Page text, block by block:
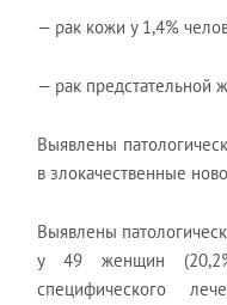
— рак кожи у 1,4%
— рак предстательной
Выявлены
в злокачественные
Выявлены
у 49 женщин
специфического